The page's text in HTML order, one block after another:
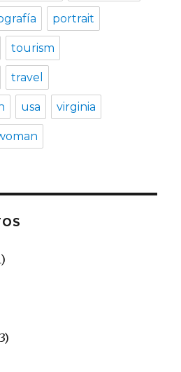
portrait
tourism
travel
usa virginia